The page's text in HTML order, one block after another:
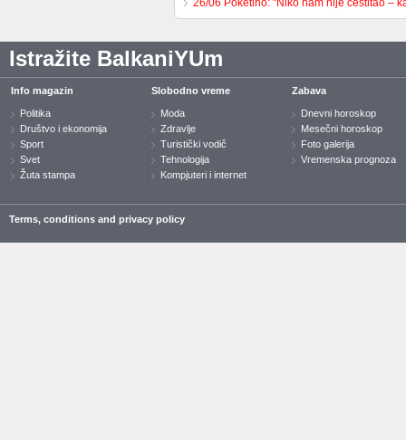
26/06 Poketino: "Niko nam nije čestitao –
Istražite BalkaniYUm
Info magazin
Politika
Društvo i ekonomija
Sport
Svet
Žuta stampa
Slobodno vreme
Moda
Zdravlje
Turistički vodič
Tehnologija
Kompjuteri i internet
Zabava
Dnevni horoskop
Mesečni horoskop
Foto galerija
Vremenska prognoza
Terms, conditions and privacy policy